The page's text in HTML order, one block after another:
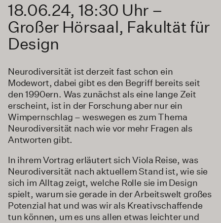
18.06.24, 18:30 Uhr –
Großer Hörsaal, Fakultät für
Design
Neurodiversität ist derzeit fast schon ein
Modewort, dabei gibt es den Begriff bereits seit
den 1990ern. Was zunächst als eine lange Zeit
erscheint, ist in der Forschung aber nur ein
Wimpernschlag – weswegen es zum Thema
Neurodiversität nach wie vor mehr Fragen als
Antworten gibt.
In ihrem Vortrag erläutert sich Viola Reise, was
Neurodiversität nach aktuellem Stand ist, wie sie
sich im Alltag zeigt, welche Rolle sie im Design
spielt, warum sie gerade in der Arbeitswelt großes
Potenzial hat und was wir als Kreativschaffende
tun können, um es uns allen etwas leichter und